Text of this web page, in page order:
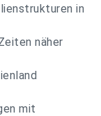
in
näher
mit